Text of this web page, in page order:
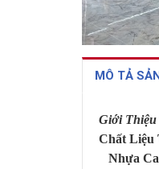
MÔ TẢ
Giới Thiệu
Chất Liệu
Nhựa